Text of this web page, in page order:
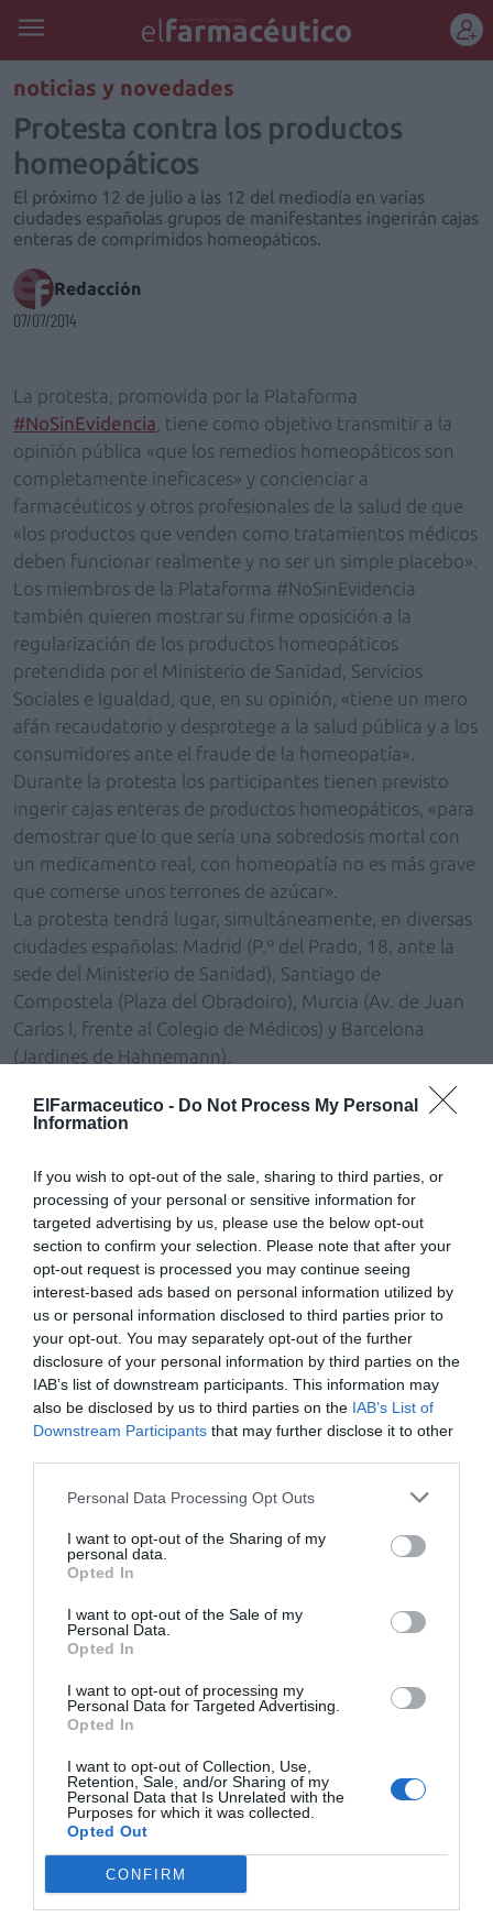
ElFarmaceutico - Do Not Process My Personal
Information
If you wish to opt-out of the sale, sharing to third parties, or
processing of your personal or sensitive information for
targeted advertising by us, please use the below opt-out
section to confirm your selection. Please note that after your
opt-out request is processed you may continue seeing
interest-based ads based on personal information utilized by
us or personal information disclosed to third parties prior to
your opt-out. You may separately opt-out of the further
disclosure of your personal information by third parties on the
IAB’s list of downstream participants. This information may
also be disclosed by us to third parties on the IAB’s List of
Downstream Participants that may further disclose it to other
Personal Data Processing Opt Outs
I want to opt-out of the Sharing of my
personal data.
Opted In
I want to opt-out of the Sale of my
Personal Data.
Opted In
I want to opt-out of processing my
Personal Data for Targeted Advertising.
Opted In
I want to opt-out of Collection, Use,
Retention, Sale, and/or Sharing of my
Personal Data that Is Unrelated with the
Purposes for which it was collected.
Opted Out
CONFIRM
REGÍSTRATE
noticias y novedades
Protesta contra los productos
homeopáticos
El próximo 12 de julio a las 12 del mediodía en varias
ciudades españolas grupos de manifestantes ingerirán cajas
enteras de comprimidos homeopáticos.
Redacción
07/07/2014
La protesta, promovida por la Plataforma
#NoSinEvidencia , tiene como objetivo transmitir a la
opinión pública «que los remedios homeopáticos son
completamente ineficaces» y concienciar a
farmacéuticos y otros profesionales de la salud de que
«los productos que venden como tratamientos médicos
deben funcionar realmente y no ser un simple placebo».
Los miembros de la Plataforma #NoSinEvidencia
también quieren mostrar su firme oposición a la
regularización de los productos homeopáticos
pretendida por el Ministerio de Sanidad, Servicios
Sociales e Igualdad, que, en su opinión, «tiene un mero
afán recaudatorio y desprotege a la salud pública y a los
consumidores ante el fraude de la homeopatía».
Durante la protesta los participantes tienen previsto
ingerir cajas enteras de productos homeopáticos, «para
demostrar que lo que sería una sobredosis mortal con
un medicamento real, con homeopatía no es más grave
que comerse unos terrones de azúcar».
La protesta tendrá lugar, simultáneamente, en diversas
ciudades españolas: Madrid (P.º del Prado, 18, ante la
sede del Ministerio de Sanidad), Santiago de
Compostela (Plaza del Obradoiro), Murcia (Av. de Juan
Carlos I, frente al Colegio de Médicos) y Barcelona
(Jardines de Hahnemann).
La Plataforma #NoSinEvidencia está integrada por un
grupo de profesionales de la salud que buscan
científica», así como por las asociaciones Círculo
Escéptico, Sociedad para el Avance del Pensamiento
Crítico (ARP), Asociación Española de Comunicación
Científica, Asociación de Divulgación Científica de la
Región de Murcia y otras entidades e individuos
dedicados a la divulgación científica.
AñadirEl Farmacéuticocomo fuente preferida
de Google de forma gratuita
Mantente informado con las últimas noticias de actualidad.
ACTIVAR AHORA
plataforma #nosinevidencia
Destacados
La venta online de medicamentos
trazabilidad
DIGITAL Isabel Marín Moral 28/07/2026
Récord de comunicaciones para el
24 Congreso Nacional
Farmacéutico de Oviedo